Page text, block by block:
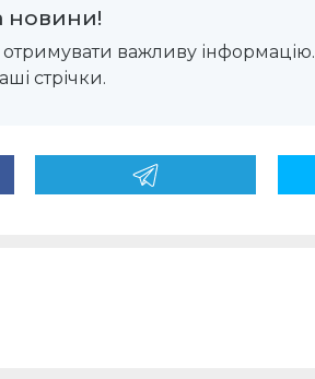
новини!
важливу інформацію.
стрічки.